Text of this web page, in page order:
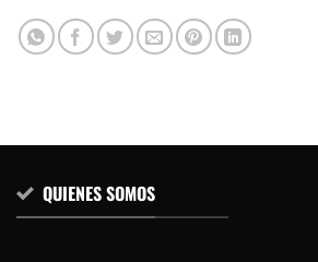
QUIENES SOMOS